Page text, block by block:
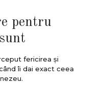
pentru
fericirea și
îi dai exact ceea